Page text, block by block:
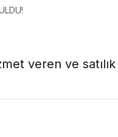
veren ve